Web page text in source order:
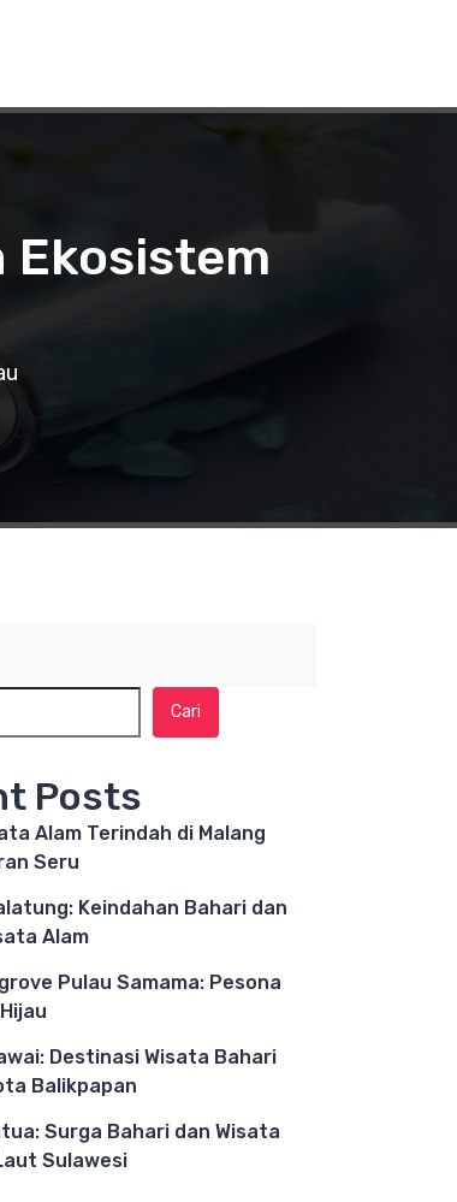
Ekosistem
Cari
Posts
Alam Terindah di Malang
Seru
Keindahan Bahari dan
Alam
Pulau Samama: Pesona
Destinasi Wisata Bahari
Balikpapan
Surga Bahari dan Wisata
Sulawesi